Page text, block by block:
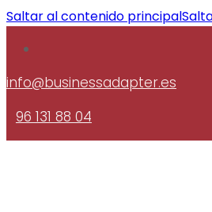
Saltar al contenido principal
info@businessadapter.es
96 131 88 04